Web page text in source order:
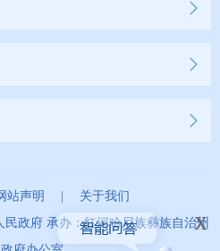
站声明
关于我们
政府 承办：红河哈尼族彝族自治州
x